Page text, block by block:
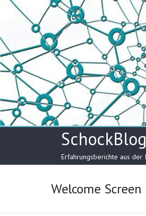
Skip
SchockBlog
Erfahrungsberichte aus der
Welcome Screen